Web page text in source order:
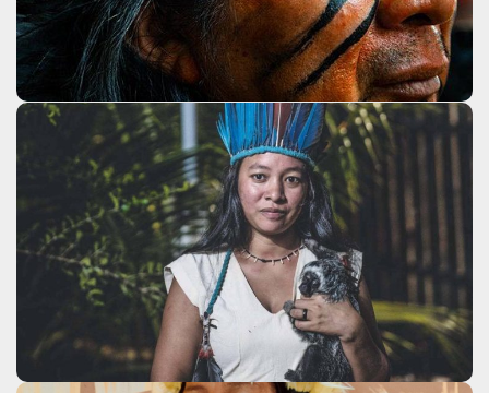
Clique aqui
Lia Minápoty
Clique aqui